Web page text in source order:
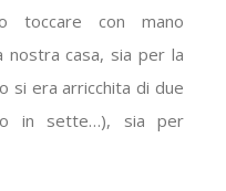
con mano
nostra casa, sia per la
si era arricchita di due
in sette…), sia per